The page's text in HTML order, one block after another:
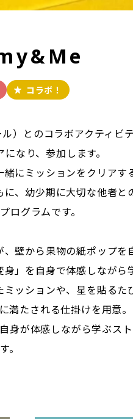
コラボ！
）とのコラボアクティビテ
なり、参加します。
にミッションをクリアす
、幼少期に大切な他者と
ログラムです。
壁から果物の紙ポップを
」を自身で体感しながら
ッションや、星を貼るた
満たされる仕掛けを用意。
身が体感しながら学ぶス
す。